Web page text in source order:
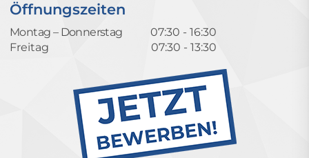
Öffnungszeiten
Montag – Donnerstag
07:30 - 16:30
Freitag
07:30 - 13:30